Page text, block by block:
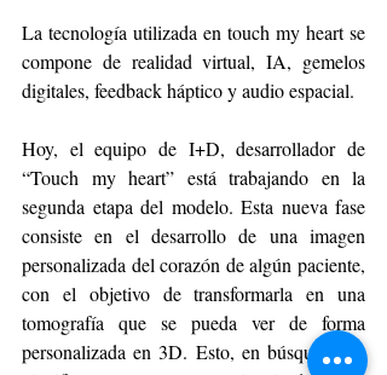
La tecnología utilizada en touch my heart se
compone de realidad virtual, IA, gemelos
digitales, feedback háptico y audio espacial.
Hoy, el equipo de I+D, desarrollador de
“Touch my heart” está trabajando en la
segunda etapa del modelo. Esta nueva fase
consiste en el desarrollo de una imagen
personalizada del corazón de algún paciente,
con el objetivo de transformarla en una
tomografía que se pueda ver de forma
personalizada en 3D. Esto, en búsqueda de